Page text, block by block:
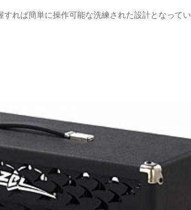
れば簡単に操作可能な洗練された設計となってい